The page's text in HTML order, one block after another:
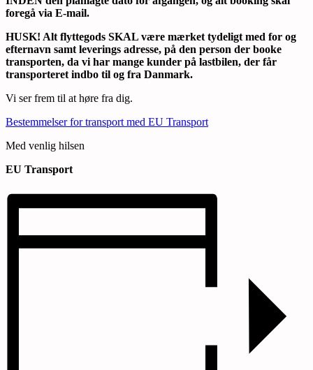
foregå via E-mail.
HUSK! Alt flyttegods SKAL være mærket tydeligt med for og
efternavn samt leverings adresse, på den person der booke
transporten, da vi har mange kunder på lastbilen, der får
transporteret indbo til og fra Danmark.
Vi ser frem til at høre fra dig.
Bestemmelser for transport med EU Transport
Med venlig hilsen
EU Transport